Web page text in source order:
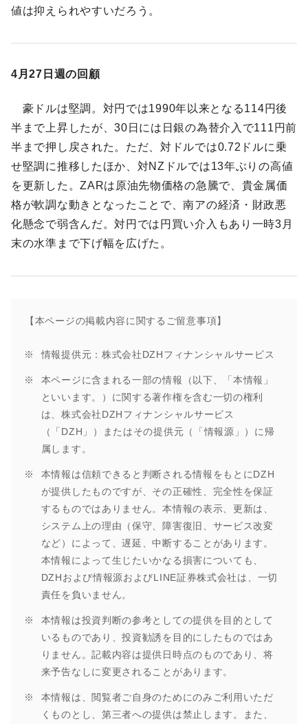
値は抑えられやすいだろう。
4月27日週の回顧
豪ドルは堅調。対円では1990年以来となる114円後
半まで上昇したが、30日には日銀の為替介入で111円前
半まで押し戻された。ただ、対ドルでは0.72ドルに乗
せ堅調に推移したほか、対NZドルでは13年ぶりの高値
を更新した。ZARは原油先物価格の急騰で、貴金属価
格が軟調な動きとなったことで、南アの経済・財政悪
化懸念で弱含んだ。対円では円買い介入もあり一時3月
末の水準まで下げ幅を広げた。
【本ページの掲載内容に関するご留意事項】
情報提供元：株式会社DZHフィナンシャルサービス
本ページに含まれる一部の情報（以下、「本情報」
といいます。）に関する著作権を含む一切の権利
は、株式会社DZHフィナンシャルサービス
（「DZH」）またはその提供元（「情報源」）に帰
属します。
本情報は信頼できると判断される情報をもとにDZH
が提供したものですが、その正確性、完全性を保証
するものではありません。本情報の表示、更新は、
システム上の理由（保守、障害復旧、サービス改変
など）によって、遅延、中断することがあります。
本情報によって生じたいかなる損害についても、
DZHおよび情報源およびLINE証券株式会社は、一切
責任を負いません。
本情報は投資判断の参考としての提供を目的として
いるものであり、投資勧誘を目的にしたものではあ
りません。記載内容は提供日時点のものであり、将
来予告なしに変更されることがあります。
本情報は、閲覧者ご自身のためにのみご利用いただ
くものとし、第三者への提供は禁止します。また、